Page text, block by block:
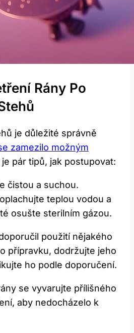
Rány Po
je důležité správně
zamezilo možným
je pár tipů, jak postupovat:
čistou a suchou.
teplou vodou a
osušte sterilním gázou.
použití nějakého
přípravku, dodržujte jeho
ho podle doporučení.
se vyvarujte přílišného
aby nedocházelo k